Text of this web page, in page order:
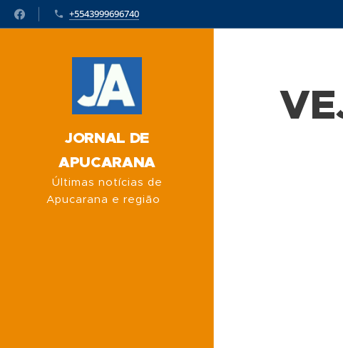
+5543999696740
JORNAL DE
APUCARANA
Últimas notícias de
Apucarana e região